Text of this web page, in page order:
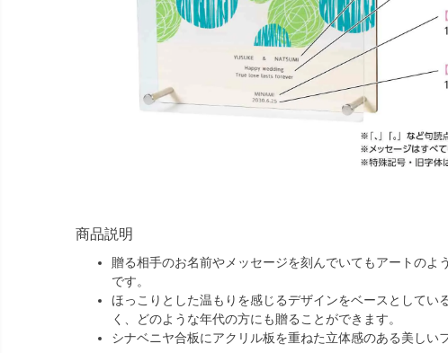
商品説明
贈る相手のお名前やメッセージを刻んでいてもアートのよ
です。
ほっこりとした温もりを感じるデザインをベースとしてい
く、どのような年代の方にも贈ることができます。
シナベニヤ合板にアクリル板を重ねた立体感のある美しい